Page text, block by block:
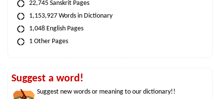
22,745 Sanskrit Pages
1,153,927 Words in Dictionary
1,048 English Pages
1 Other Pages
Suggest a word!
Suggest new words or meaning to our dictionary!!